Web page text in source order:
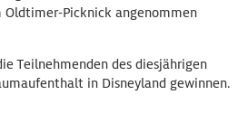
Picknick angenommen
Teilnehmenden des diesjährigen
in Disneyland gewinnen.